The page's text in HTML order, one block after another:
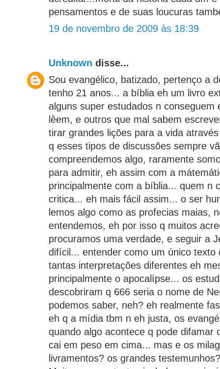
pensamentos e de suas loucuras
19 de novembro de 2009 às 18:39
Unknown disse...
Sou evangélico, batizado, pertenço a
tenho 21 anos... a bíblia eh um livro
alguns super estudados n conseguem
lêem, e outros que mal sabem
tirar grandes lições para a vida
q esses tipos de discussões sempre
compreendemos algo, raramente
para admitir, eh assim com a
principalmente com a bíblia... quem n
critica... eh mais fácil assim... o ser
lemos algo como as profecias maias,
entendemos, eh por isso q muitos
procuramos uma verdade, e seguir a
difícil... entender como um único texto
tantas interpretações diferentes eh
principalmente o apocalípse... os
descobriram q 666 seria o nome de
podemos saber, neh? eh realmente
eh q a mídia tbm n eh justa, os
quando algo acontece q pode difamar
cai em peso em cima... mas e os
livramentos? os grandes